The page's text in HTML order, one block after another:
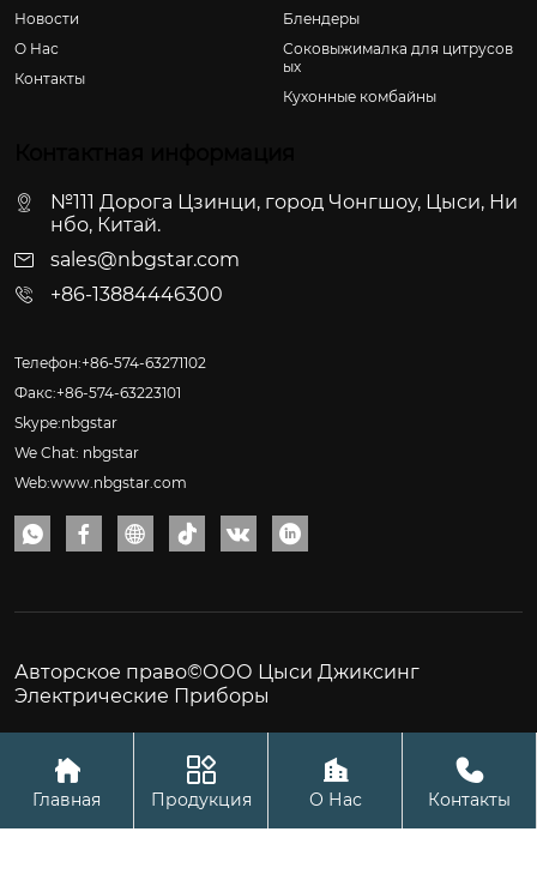
Новости
О Hас
Контакты
Блендеры
Соковыжималка для цитрусов
ых
Кухонные комбайны
№111 Дорога Цзинци, город Чонгшоу, Цыси, Ни
нбо, Китай.
sales@nbgstar.com
+86-13884446300
Телефон:+86-574-63271102
Факс:+86-574-63223101
Skype:nbgstar
We Chat: nbgstar
Web:www.nbgstar.com
     
Авторское право©ООО Цыси Джиксинг
Электрические Приборы

Главная

Продукция

О Нас

Контакты